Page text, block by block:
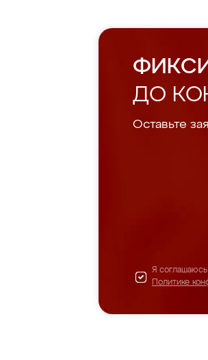
ДО
Оставьте
Я
Политике